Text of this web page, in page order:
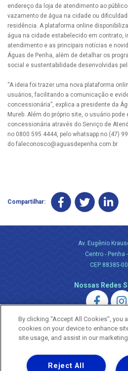
endereço da loja de atendimento ao
vazamento de água na cidade ou
residência. A plataforma online
água na cidade estabelecido em contrato,
atendimento e as principais notícias e
Águas de Penha, além de detalhar os
social e sustentabilidade desenvolvidas
“A ideia foi trazer uma nova plataforma
usuários, facilitando a comunicação e
concessionária”, explica a presidente da
Mureb. Além do próprio site, o usuário
concessionária através do Serviço de
no 0800 595 4444, pelo whatsapp no (47)
do faleconosco@aguasdepenha.com.br
Compartilhar:
Av. Eugênio
Centro - Penha
CEP 88385-
Nossas Redes
Uma empresa
Copyright ® 2026 -
By clicking “Accept All Cookies”, you
cookies on your device to enhance
site usage, and assist in our
Reject All